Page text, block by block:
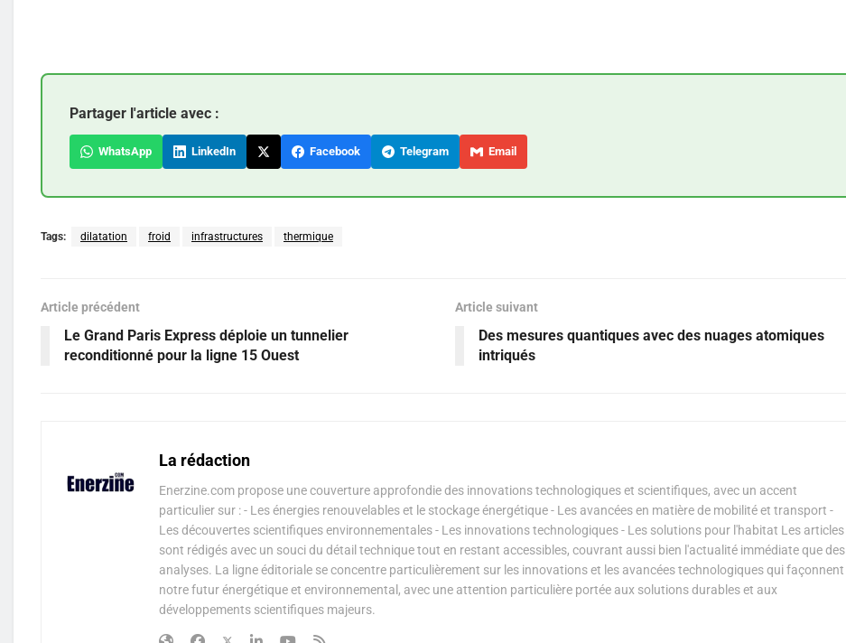
Partager l'article avec :
WhatsApp LinkedIn Facebook Telegram Email
Tags: dilatation froid infrastructures thermique
Article précédent
Le Grand Paris Express déploie un tunnelier
reconditionné pour la ligne 15 Ouest
Article suivant
Des mesures quantiques avec des nuages atomiques
intriqués
La rédaction
Enerzine.com propose une couverture approfondie des innovations technologiques et scientifiques, avec un accent
particulier sur : - Les énergies renouvelables et le stockage énergétique - Les avancées en matière de mobilité et transport -
Les découvertes scientifiques environnementales - Les innovations technologiques - Les solutions pour l'habitat Les articles
sont rédigés avec un souci du détail technique tout en restant accessibles, couvrant aussi bien l'actualité immédiate que des
analyses. La ligne éditoriale se concentre particulièrement sur les innovations et les avancées technologiques qui façonnent
notre futur énergétique et environnemental, avec une attention particulière portée aux solutions durables et aux
développements scientifiques majeurs.